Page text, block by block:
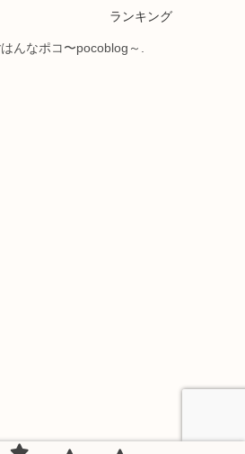
ランキング
んなポコ〜pocoblog～.